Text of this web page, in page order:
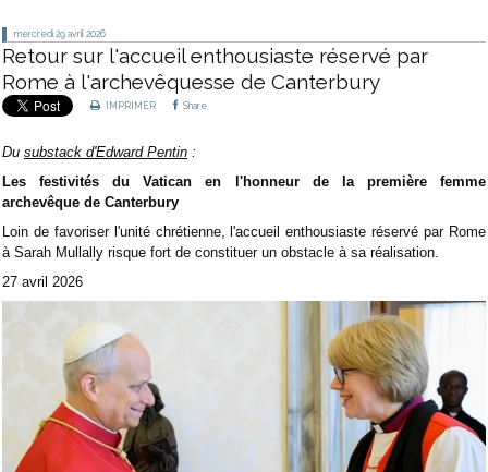
mercredi 29 avril 2026
Retour sur l'accueil enthousiaste réservé par
Rome à l'archevêquesse de Canterbury
IMPRIMER Share
Du substack d'Edward Pentin :
Les festivités du Vatican en l'honneur de la première femme
archevêque de Canterbury
Loin de favoriser l'unité chrétienne, l'accueil enthousiaste réservé par Rome
à Sarah Mullally risque fort de constituer un obstacle à sa réalisation.
27 avril 2026